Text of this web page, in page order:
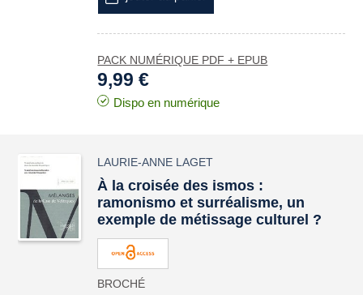
PACK NUMÉRIQUE PDF + EPUB
9,99 €
Dispo en numérique
LAURIE-ANNE LAGET
À la croisée des ismos :
ramonismo et surréalisme, un
exemple de métissage culturel ?
BROCHÉ